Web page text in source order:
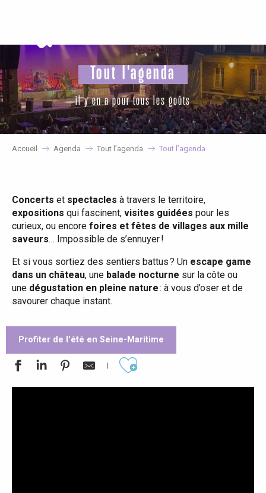
principal
Tout l'agenda
il y en a pour tous les goûts
Accueil Agenda Tout l’agenda Tout l’agenda
Concerts et spectacles à travers le territoire,
expositions qui fascinent, visites guidées pour les
curieux, ou encore foires et fêtes de villages aux mille
saveurs… Impossible de s’ennuyer !
Et si vous sortiez des sentiers battus ? Un escape game
dans un château, une balade nocturne sur la côte ou
une dégustation en pleine nature: à vous d’oser et de
savourer chaque instant.
Profiter de l'été en Seine-Maritime
Ajouter aux favoris